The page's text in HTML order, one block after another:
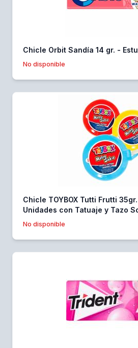
Chicle Orbit Sandía 14 gr. -
No disponible
Chicle TOYBOX Tutti Frutti
Unidades con Tatuaje y Tazo
No disponible